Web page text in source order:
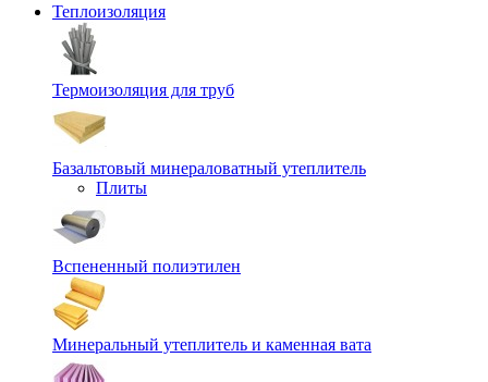
Теплоизоляция
Термоизоляция для труб
Базальтовый минераловатный утеплитель
Плиты
Вспененный полиэтилен
Минеральный утеплитель и каменная вата